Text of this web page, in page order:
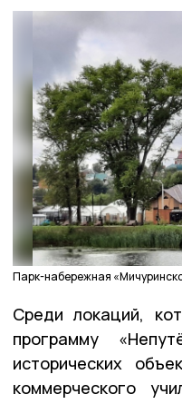
Парк-набережная
Среди локаций,
программу
исторических
коммерческого